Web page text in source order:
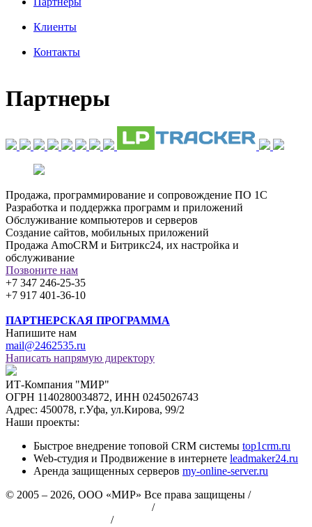
Клиенты
Контакты
Партнеры
Продажа, программирование и сопровождение ПО 1С
Разработка и поддержка программ и приложений
Обслуживание компьютеров и серверов
Создание сайтов, мобильных приложений
Продажа AmoCRM и Битрикс24, их настройка и
обслуживание
Позвоните нам
+7 347 246-25-35
+7 917 401-36-10
ПАРТНЕРСКАЯ ПРОГРАММА
Напишите нам
mail@2462535.ru
Написать напрямую директору
ИТ-Компания "МИР"
ОГРН 1140280034872, ИНН 0245026743
Адрес: 450078, г.Уфа, ул.Кирова, 99/2
Наши проекты:
Быстрое внедрение топовой CRM системы top1crm.ru
Web-студия и Продвижение в интернете leadmaker24.ru
Аренда защищенных серверов my-online-server.ru
© 2005 – 2026, ООО «МИР» Все права защищены /
/
/